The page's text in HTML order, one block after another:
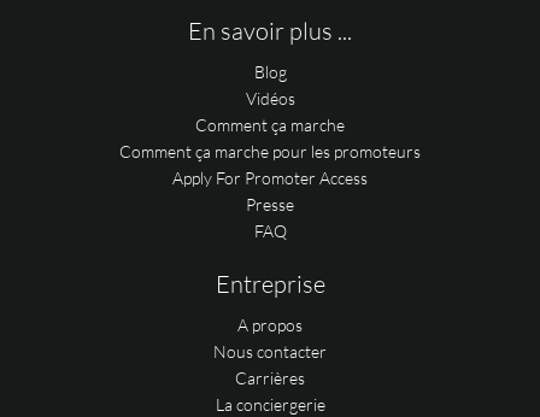
En savoir plus ...
Blog
Vidéos
Comment ça marche
Comment ça marche pour les promoteurs
Apply For Promoter Access
Presse
FAQ
Entreprise
A propos
Nous contacter
Carrières
La conciergerie